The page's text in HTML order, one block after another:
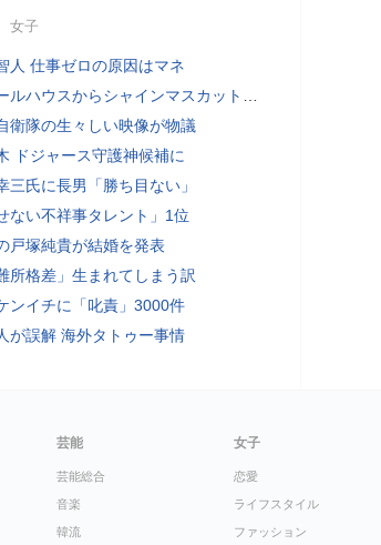
女子
人 仕事ゼロの原因はマネ
からシャインマスカット約200房を盗んだ疑い ネットで販売か 無職の男（42）逮捕 岡山県警
衛隊の生々しい映像が物議
ドジャース守護神候補に
三氏に長男「勝ち目ない」
ない不祥事タレント」1位
戸塚純貴が結婚を発表
所格差」生まれてしまう訳
ンイチに「叱責」3000件
が誤解 海外タトゥー事情
芸能
芸能総合
音楽
韓流
女子
恋愛
ライフスタイル
ファッション